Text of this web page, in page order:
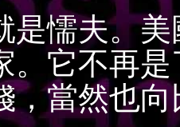
夫。美
。它不再
，當然也